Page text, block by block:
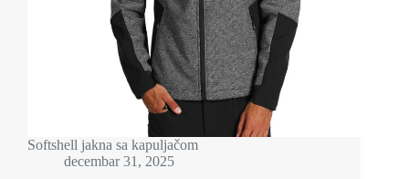
Softshell jakna sa kapuljačom
decembar 31, 2025